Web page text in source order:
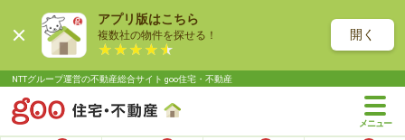
アプリ版はこちら
複数社の物件を探せる！ 開く
NTTグループ運営の不動産総合サイト goo住宅・不動産